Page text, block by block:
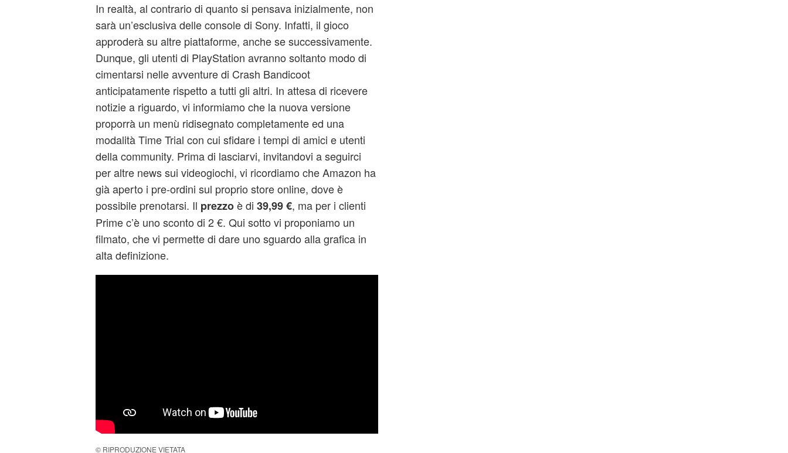
In realtà, al contrario di quanto si pensava inizialmente, non
sarà un’esclusiva delle console di Sony. Infatti, il gioco
approderà su altre piattaforme, anche se successivamente.
Dunque, gli utenti di PlayStation avranno soltanto modo di
cimentarsi nelle avventure di Crash Bandicoot
anticipatamente rispetto a tutti gli altri. In attesa di ricevere
notizie a riguardo, vi informiamo che la nuova versione
proporrà un menù ridisegnato completamente ed una
modalità Time Trial con cui sfidare i tempi di amici e utenti
della community. Prima di lasciarvi, invitandovi a seguirci
per altre news sui videogiochi, vi ricordiamo che Amazon ha
già aperto i pre-ordini sul proprio store online, dove è
possibile prenotarsi. Il prezzoè di 39,99 €, ma per i clienti
Prime c’è uno sconto di 2 €. Qui sotto vi proponiamo un
filmato, che vi permette di dare uno sguardo alla grafica in
alta definizione.
© RIPRODUZIONE VIETATA